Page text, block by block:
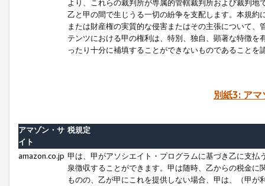
より、これらの裁判所が専属的管轄裁判所および裁判
乙と甲の間で生じうる一切の紛争を支配します。本規
または財産権の実質的な侵害またはその主張について
テンツにおける甲の権利は、特別、独自、顕著な特徴
ったり十分に補填することができないものであることを
別紙3: ア
アマゾン・サ
イト
税規定
amazon.co.jp 甲は、甲がアソシエイト・プログラムに基づき乙に支
泉徴収することができます。甲は随時、乙からの税金
ものの、乙が甲にこれを提供しない場合、甲は、（甲